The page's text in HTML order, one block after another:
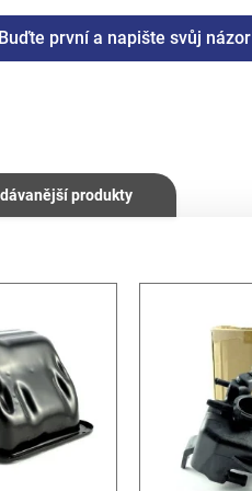
Buďte první a napište svůj názor
produkty